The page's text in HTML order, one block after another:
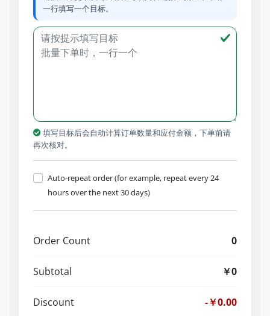
一行填写一个目标。
填写目标后会自动计算订单数量和应付金额，下单前请
再次核对。
Auto-repeat order (for example, repeat every 24
hours over the next 30 days)
Order Count 0
Subtotal ￥0
Discount -￥0.00